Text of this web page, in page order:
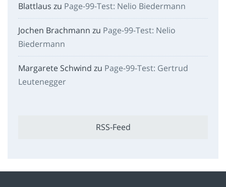
Blattlaus zu Page-99-Test: Nelio Biedermann
Jochen Brachmann zu Page-99-Test: Nelio
Biedermann
Margarete Schwind zu Page-99-Test: Gertrud
Leutenegger
RSS-Feed